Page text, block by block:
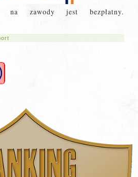
na zawody jest bezpłatny.